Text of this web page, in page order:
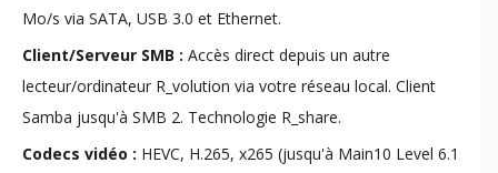
Mo/s via SATA, USB 3.0 et Ethernet.
Client/Serveur SMB : Accès direct depuis un autre
lecteur/ordinateur R_volution via votre réseau local. Client
Samba jusqu'à SMB 2. Technologie R_share.
Codecs vidéo : HEVC, H.265, x265 (jusqu'à Main10 Level 6.1